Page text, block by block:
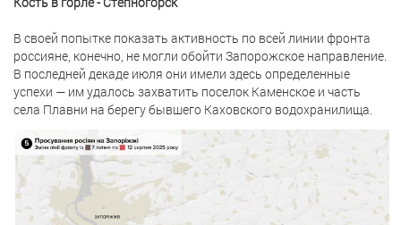
В своей попытке показать активность по всей линии фронта
россияне, конечно, не могли обойти Запорожское направление.
В последней декаде июля они имели здесь определенные
успехи — им удалось захватить поселок Каменское и часть
села Плавни на берегу бывшего Каховского водохранилища.